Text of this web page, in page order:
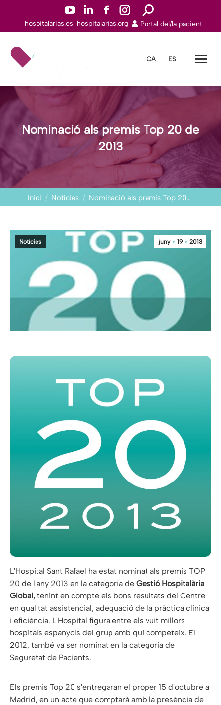
YouTube
page
window
Linkedin
page
window
Facebook
page
window
Instagram
page
window
Search:
hospitalarias.es hospitalarias.org Portal del/la pacient
CA ES
Nominació als premis Top 20 de
2013
You are here:
Inici Notícies Nominació als premis Top 20…
juny 19 2013
Notícies
L'Hospital Sant Rafael ha estat nominat als premis TOP
20 de l'any 2013 en la categoria de Gestió Hospitalària
Global, tenint en compte els bons resultats del Centre
en qualitat assistencial, adequació de la pràctica clínica
i eficiència. L'Hospital figura entre els vuit millors
hospitals espanyols del grup amb qui competeix. El
2012, també va ser nominat en la categoria de
Seguretat de Pacients.
Els premis Top 20 s'entregaran el proper 15 d'octubre a
Madrid, en un acte que comptarà amb la presència de